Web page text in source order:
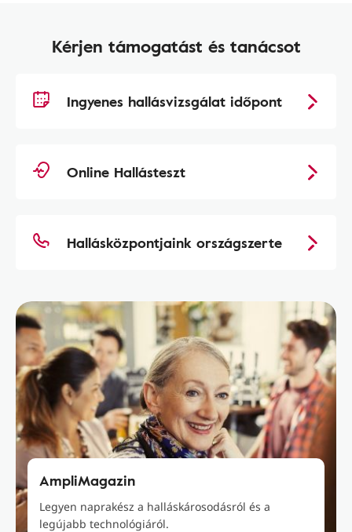
Kérjen támogatást és tanácsot
Ingyenes hallásvizsgálat időpont
Online Hallásteszt
Hallásközpontjaink országszerte
AmpliMagazin
Legyen naprakész a halláskárosodásról és a
legújabb technológiáról.